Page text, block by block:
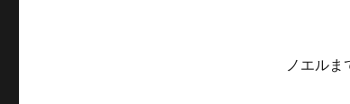
ノエルま